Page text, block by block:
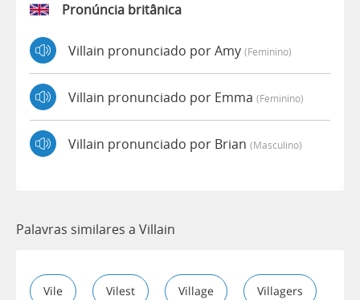
Pronúncia britânica
Villain pronunciado por Amy (feminino)
Villain pronunciado por Emma (feminino)
Villain pronunciado por Brian (masculino)
Palavras similares a Villain
Vile Vilest Village Villagers